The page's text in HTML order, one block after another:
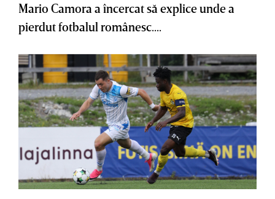
Mario Camora a încercat să explice unde a
pierdut fotbalul românesc....